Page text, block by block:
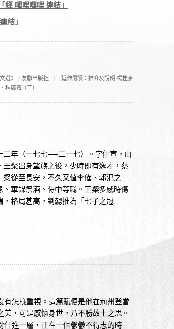
嗶哩嗶哩 連結」
结」
選》，友聯出版社 |
延伸閱讀：推介及說明 楊桂康
程廣寬（普）
二年（一七七──二一七）。字仲宣，山
粲出身望族之後，少時即有逸才，蔡
從至長安，不久又值李傕、郭汜之
軍謀祭酒、侍中等職。王粲多感時傷
格局甚高，劉勰推為「七子之冠
怎樣重視。這篇賦便是他在荊州登當
，可是感懷身世，乃不勝故土之思。
仕進一層，正在一個鬱鬱不得志的時